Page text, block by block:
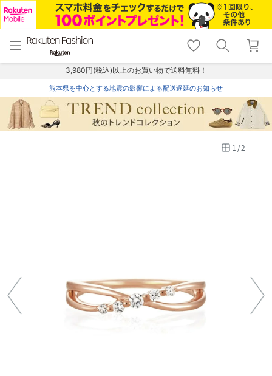
menu home
トップ
shopping_cart lock_outline
ログイン
3,980円(税込)以上のお買い物で送料無料！
熊本県を中心とする地震の影響による配送遅延のお知らせ
1 /2